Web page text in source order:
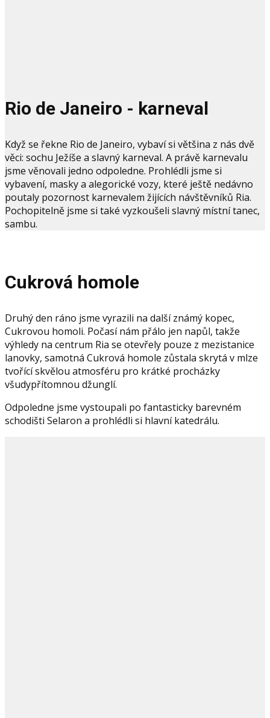
Rio de Janeiro - karneval
Když se řekne Rio de Janeiro, vybaví si většina z nás dvě
věci: sochu Ježíše a slavný karneval. A právě karnevalu
jsme věnovali jedno odpoledne. Prohlédli jsme si
vybavení, masky a alegorické vozy, které ještě nedávno
poutaly pozornost karnevalem žijících návštěvníků Ria.
Pochopitelně jsme si také vyzkoušeli slavný místní tanec,
sambu.
Cukrová homole
Druhý den ráno jsme vyrazili na další známý kopec,
Cukrovou homoli. Počasí nám přálo jen napůl, takže
výhledy na centrum Ria se otevřely pouze z mezistanice
lanovky, samotná Cukrová homole zůstala skrytá v mlze
tvořící skvělou atmosféru pro krátké procházky
všudypřítomnou džunglí.
Odpoledne jsme vystoupali po fantasticky barevném
schodišti Selaron a prohlédli si hlavní katedrálu.